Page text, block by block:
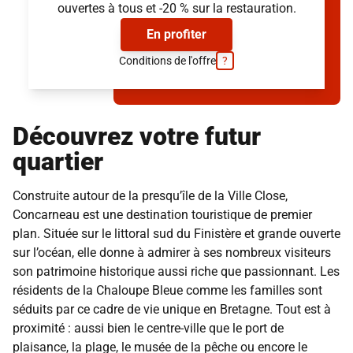
(provisions sur charges et services inclus, hors électricité)
Simuler mon loyer
(provisions sur charges et services inclus, hors électricité)
ouvertes à tous et -20 % sur la restauration.
En profiter
Conditions de l'offre ?
Découvrez votre futur
quartier
Construite autour de la presqu’île de la Ville Close,
Concarneau est une destination touristique de premier
plan. Située sur le littoral sud du Finistère et grande ouverte
sur l’océan, elle donne à admirer à ses nombreux visiteurs
son patrimoine historique aussi riche que passionnant. Les
résidents de la Chaloupe Bleue comme les familles sont
séduits par ce cadre de vie unique en Bretagne. Tout est à
proximité : aussi bien le centre-ville que le port de
plaisance, la plage, le musée de la pêche ou encore le